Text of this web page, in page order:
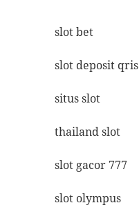
slot bet
slot deposit qris
situs slot
thailand slot
slot gacor 777
slot olympus